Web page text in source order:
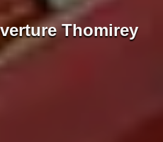
Thomirey